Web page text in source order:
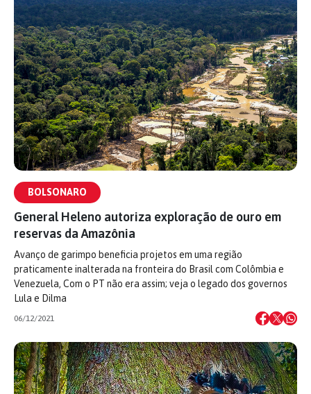
BOLSONARO
General Heleno autoriza exploração de ouro em
reservas da Amazônia
Avanço de garimpo beneficia projetos em uma região
praticamente inalterada na fronteira do Brasil com Colômbia e
Venezuela, Com o PT não era assim; veja o legado dos governos
Lula e Dilma
06/12/2021